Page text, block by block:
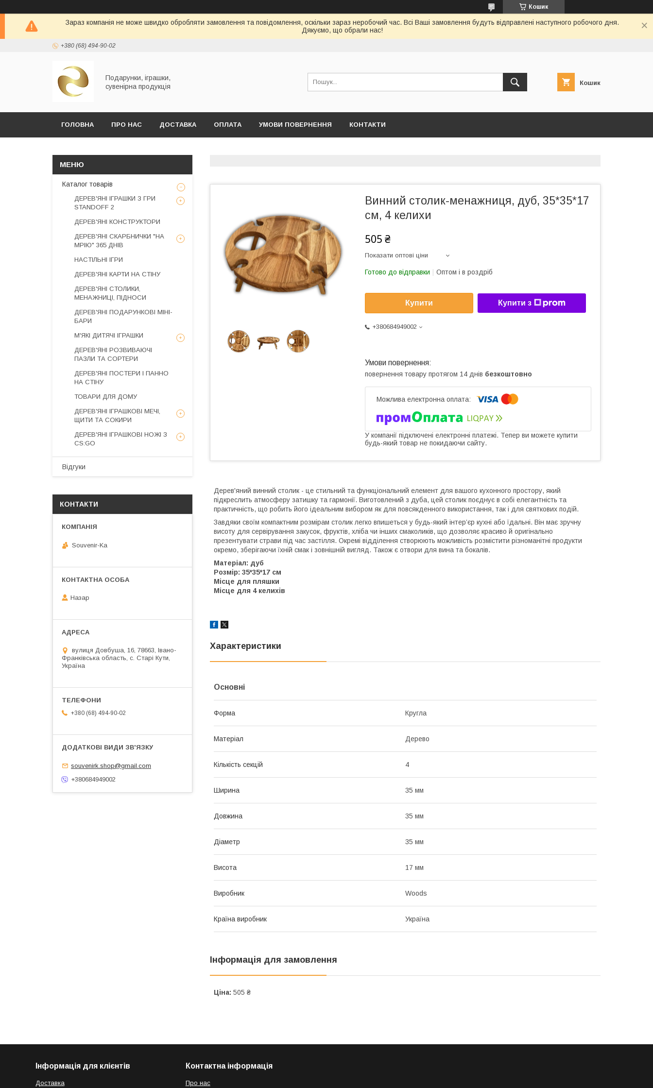
Кошик
Зараз компанія не може швидко обробляти замовлення та повідомлення, оскільки зараз неробочий час. Всі Ваші замовлення будуть відправлені наступного робочого дня.
Дякуємо, що обрали нас!
+380 (68) 494-90-02
Подарунки, іграшки,
сувенірна продукція
Кошик
ГОЛОВНА ПРО НАС ДОСТАВКА ОПЛАТА УМОВИ ПОВЕРНЕННЯ КОНТАКТИ
Винний столик-менажниця, дуб, 35*35*17
см, 4 келихи
505 ₴
Показати оптові ціни
Готово до відправки Оптом і в роздріб
Купити Купити з
+380684949002
повернення товару протягом 14 днів безкоштовно
У компанії підключені електронні платежі. Тепер ви можете купити
будь-який товар не покидаючи сайту.
Дерев'яний винний столик - це стильний та функціональний елемент для вашого кухонного простору, який
підкреслить атмосферу затишку та гармонії. Виготовлений з дуба, цей столик поєднує в собі елегантність та
практичність, що робить його ідеальним вибором як для повсякденного використання, так і для святкових подій.
Завдяки своїм компактним розмірам столик легко впишеться у будь-який інтер’єр кухні або їдальні. Він має зручну
висоту для сервірування закусок, фруктів, хліба чи інших смаколиків, що дозволяє красиво й оригінально
презентувати страви під час застілля. Окремі відділення створюють можливість розмістити різноманітні продукти
окремо, зберігаючи їхній смак і зовнішній вигляд. Також є отвори для вина та бокалів.
Матеріал: дуб
Розмір: 35*35*17 см
Місце для пляшки
Місце для 4 келихів
Характеристики
Основні
Форма Кругла
Матеріал Дерево
Кількість секцій 4
Ширина 35 мм
Довжина 35 мм
Діаметр 35 мм
Висота 17 мм
Виробник Woods
Країна виробник Україна
Інформація для замовлення
Ціна: 505 ₴
Каталог товарів
ДЕРЕВ'ЯНІ ІГРАШКИ З ГРИ
STANDOFF 2
ДЕРЕВ'ЯНІ КОНСТРУКТОРИ
ДЕРЕВ'ЯНІ СКАРБНИЧКИ "НА
МРІЮ" 365 ДНІВ
НАСТІЛЬНІ ІГРИ
ДЕРЕВ'ЯНІ КАРТИ НА СТІНУ
ДЕРЕВ'ЯНІ СТОЛИКИ,
МЕНАЖНИЦІ, ПІДНОСИ
ДЕРЕВ'ЯНІ ПОДАРУНКОВІ МІНІ-
БАРИ
М'ЯКІ ДИТЯЧІ ІГРАШКИ
ДЕРЕВ'ЯНІ РОЗВИВАЮЧІ
ПАЗЛИ ТА СОРТЕРИ
ДЕРЕВ'ЯНІ ПОСТЕРИ І ПАННО
НА СТІНУ
ТОВАРИ ДЛЯ ДОМУ
ДЕРЕВ'ЯНІ ІГРАШКОВІ МЕЧІ,
ЩИТИ ТА СОКИРИ
ДЕРЕВ'ЯНІ ІГРАШКОВІ НОЖІ З
CS:GO
Відгуки
КОНТАКТИ
Souvenir-Ka
Назар
вулиця Довбуша, 16, 78663, Івано-
Франківська область, с. Старі Кути,
Україна
+380 (68) 494-90-02
souvenirk.shop@gmail.com
+380684949002
Інформація для клієнтів
Доставка
Контактна інформація
Про нас